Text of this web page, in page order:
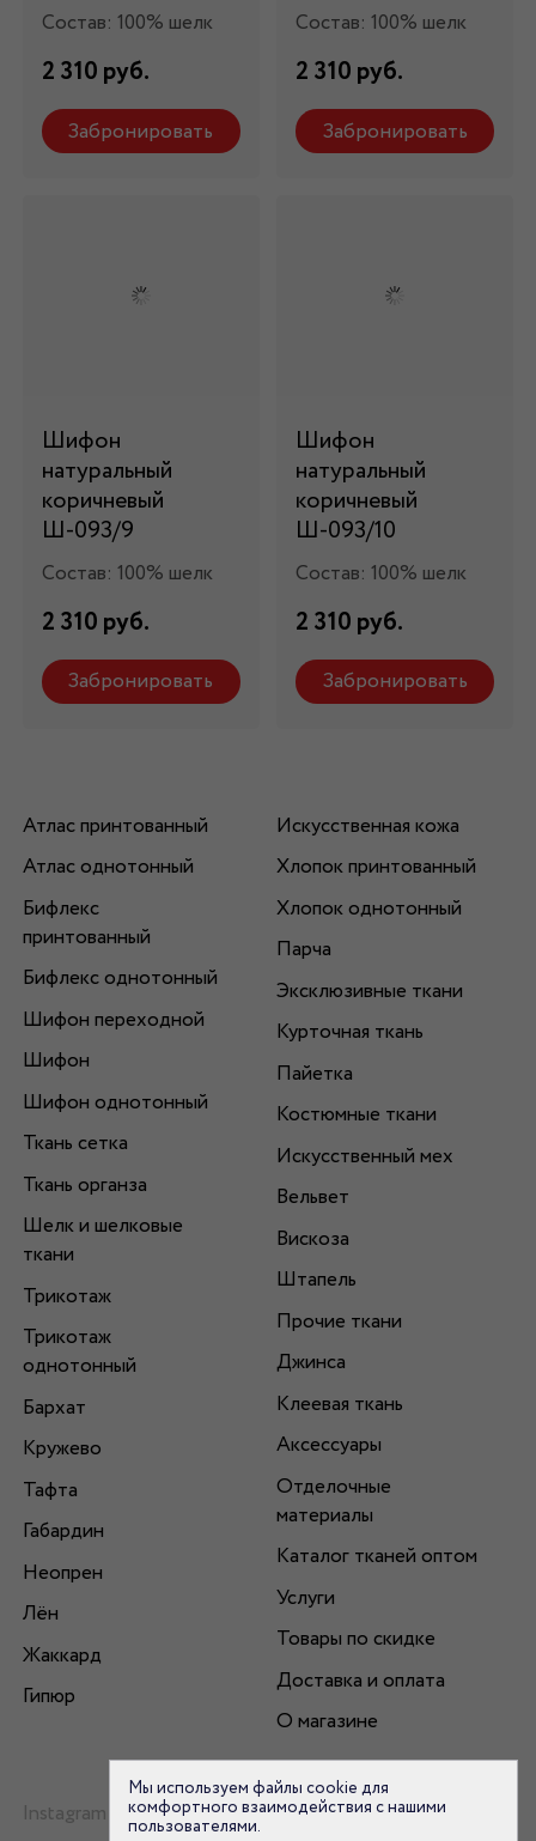
Состав: 100% шелк
2 310 руб.
Забронировать
Состав: 100% шелк
2 310 руб.
Забронировать
Шифон
натуральный
коричневый
Ш-093/9
Состав: 100% шелк
2 310 руб.
Забронировать
Шифон
натуральный
коричневый
Ш-093/10
Состав: 100% шелк
2 310 руб.
Забронировать
Атлас принтованный
Атлас однотонный
Бифлекс
принтованный
Бифлекс однотонный
Шифон переходной
Шифон
Шифон однотонный
Ткань сетка
Ткань органза
Шелк и шелковые
ткани
Трикотаж
Трикотаж
однотонный
Бархат
Кружево
Тафта
Габардин
Неопрен
Лён
Жаккард
Гипюр
Искусственная кожа
Хлопок принтованный
Хлопок однотонный
Парча
Эксклюзивные ткани
Курточная ткань
Пайетка
Костюмные ткани
Искусственный мех
Вельвет
Вискоза
Штапель
Прочие ткани
Джинса
Клеевая ткань
Аксессуары
Отделочные
материалы
Каталог тканей оптом
Услуги
Товары по скидке
Доставка и оплата
О магазине
Instagram
Мы используем файлы cookie для
комфортного взаимодействия с нашими
пользователями.